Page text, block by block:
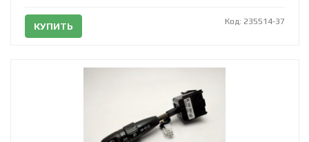
КУПИТЬ Код: 235514-37